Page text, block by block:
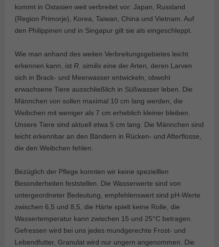
kommt in Ostasien weit verbreitet vor: Japan, Russland
(Region Primorje), Korea, Taiwan, China und Vietnam. Auf
den Philippinen und in Singapur gilt sie als eingeschleppt.
Wie man anhand des weiten Verbreitungsgebietes leicht
erkennen kann, ist R. similis eine der Arten, deren Larven
sich in Brack- und Meerwasser entwickeln, obwohl
erwachsene Tiere ausschließlich in Süßwasser leben. Die
Männchen von sollen maximal 10 cm lang werden, die
Weibchen mit weniger als 7 cm erheblich kleiner bleiben.
Unsere Tiere sind aktuell etwa 5 cm lang. Die Männchen sind
leicht erkennbar an den Bändern in Rücken- und Afterflosse,
die den Weibchen fehlen.
Bezüglich der Pflege konnten wir keine spezielllen
Besonderheiten feststellen. Die Wasserwerte sind von
untergeordneter Bedeutung, empfehlenswert sind pH-Werte
zwischen 6,5 und 8,5, die Härte spielt keine Rolle, die
Wassertemperatur kann zwischen 15 und 25°C betragen.
Gefressen wird bei uns jedes mundgerechte Frost- und
Lebendfutter, Granulat wird nur ungern angenommen. Die